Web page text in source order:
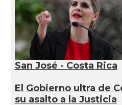
San José - Costa Rica
El Gobierno ultra de
su asalto a la Justicia